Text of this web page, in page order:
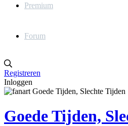
Premium
Forum
Registreren
Inloggen
Goede Tijden,